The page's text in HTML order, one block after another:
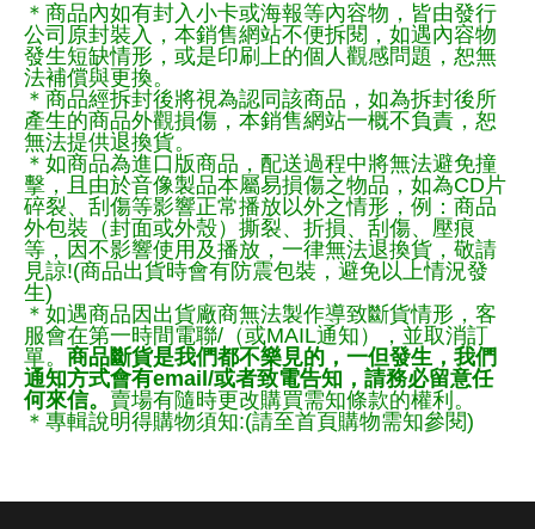
＊商品內如有封入小卡或海報等內容物，皆由發行
公司原封裝入，本銷售網站不便拆閱，如遇內容物
發生短缺情形，或是印刷上的個人觀感問題，恕無
法補償與更換。
＊商品經拆封後將視為認同該商品，如為拆封後所
產生的商品外觀損傷，本銷售網站一概不負責，恕
無法提供退換貨。
＊如商品為進口版商品，配送過程中將無法避免撞
擊，且由於音像製品本屬易損傷之物品，如為CD片
碎裂、刮傷等影響正常播放以外之情形，例：商品
外包裝（封面或外殼）撕裂、折損、刮傷、壓痕
等，因不影響使用及播放，一律無法退換貨，敬請
見諒!(商品出貨時會有防震包裝，避免以上情況發
生)
＊如遇商品因出貨廠商無法製作導致斷貨情形，客
服會在第一時間電聯/（或MAIL通知），並取消訂
單。 商品斷貨是我們都不樂見的，一但發生，我們
通知方式會有email/或者致電告知，請務必留意任
何來信。 賣場有隨時更改購買需知條款的權利。
＊專輯說明得購物須知:(請至首頁購物需知參閱)